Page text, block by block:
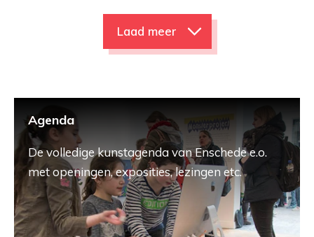
Laad meer
Agenda
De volledige kunstagenda van Enschede e.o.
met openingen, exposities, lezingen etc.